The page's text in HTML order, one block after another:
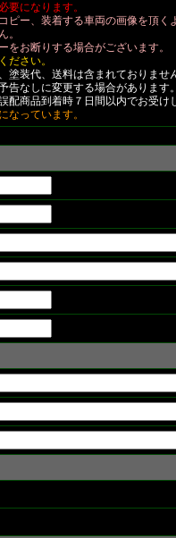
になります。
ピー、装着する車両の画像を頂く
。
お断りする場合がございます。
ださい。
塗装代、送料は含まれておりませ
告なしに変更する場合があります
配商品到着時７日間以内でお受け
っています。